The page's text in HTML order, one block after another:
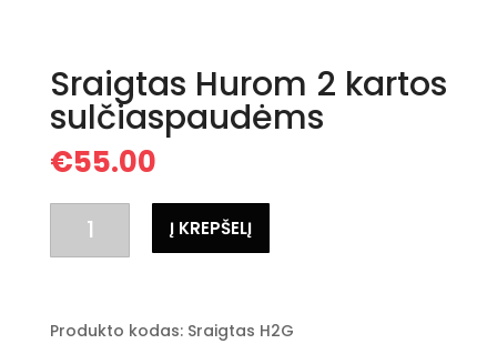
Sraigtas Hurom 2 kartos
sulčiaspaudėms
€55.00
kiekis:
Sraigtas
kartos
Į KREPŠELĮ
Produkto kodas: Sraigtas H2G